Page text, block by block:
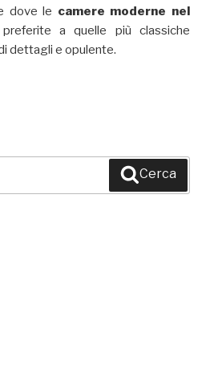
dove le camere moderne nel
a quelle più classiche
dettagli e opulente.
Cerca